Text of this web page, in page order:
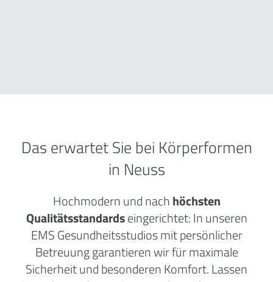
Das erwartet Sie bei Körperformen
in Neuss
Hochmodern und nachhöchsten
Qualitätsstandardseingerichtet: In unseren
EMS Gesundheitsstudios mit persönlicher
Betreuung garantieren wir für maximale
Sicherheit und besonderen Komfort. Lassen